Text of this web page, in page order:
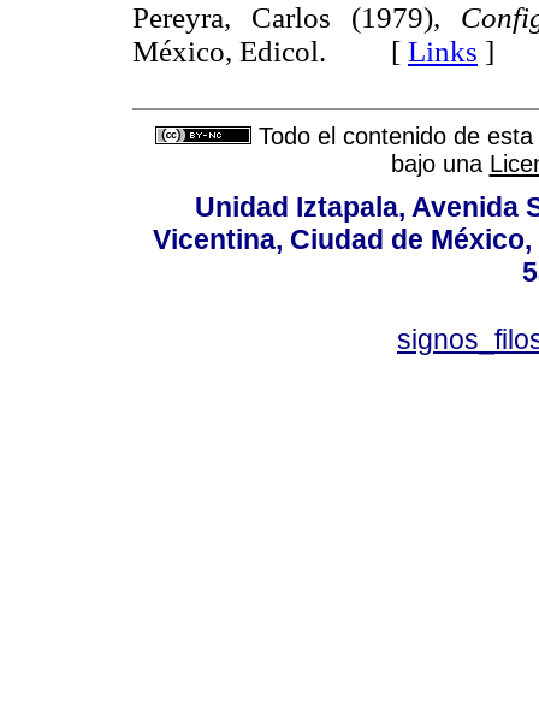
Pereyra, Carlos (1979),
México, Edicol. [ Links ]
Todo el contenido de
bajo una
Unidad Iztapala, Avenida
Vicentina, Ciudad de